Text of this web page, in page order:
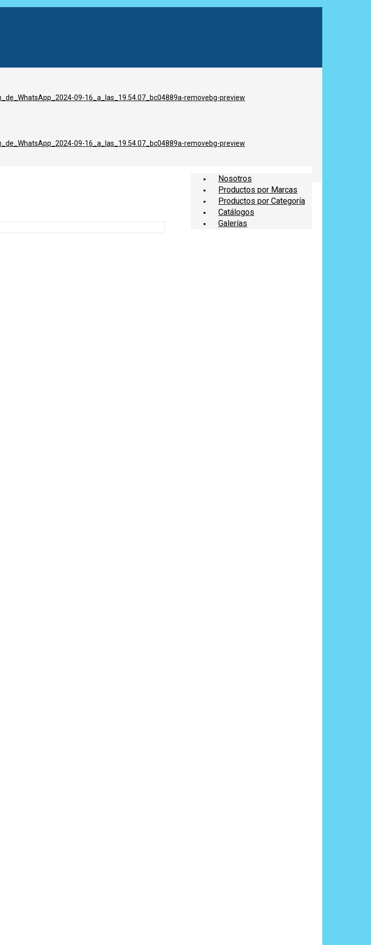
Nosotros
Productos por Marcas
Productos por Categoría
Catálogos
Galerías